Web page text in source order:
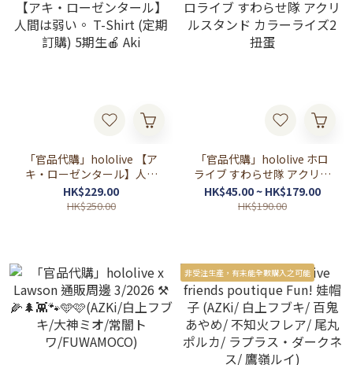
「官品代購」hololive 【ア
キ・ローゼンタール】人間
は弱い。 T-Shirt (定期訂購)
5期生🍎 Aki
HK$229.00
HK$250.00
「官品代購」hololive ホロ
ライブ すわらせ隊 アクリル
スタンド カラーライズ2 扭
蛋
HK$45.00 ~ HK$179.00
HK$190.00
非受注生產，有未能全數購入之可能